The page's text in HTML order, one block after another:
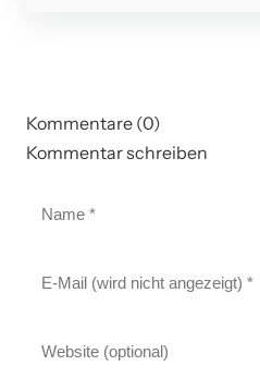
Kommentare (0)
Kommentar schreiben